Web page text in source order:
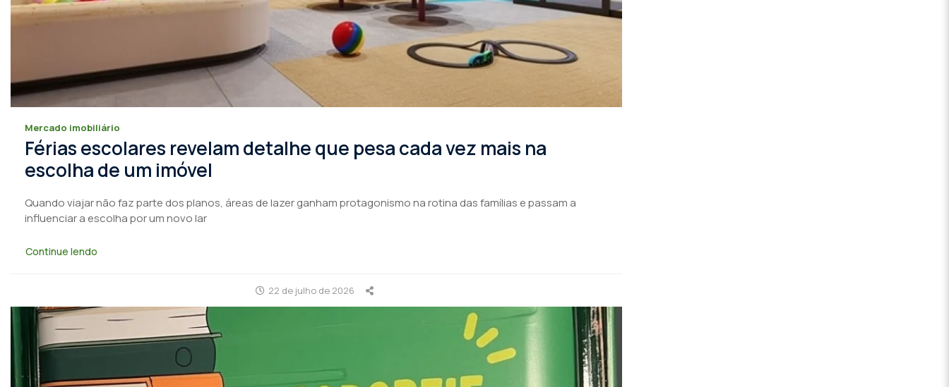
Mercado imobiliário
Férias escolares revelam detalhe que pesa cada vez mais na
escolha de um imóvel
Quando viajar não faz parte dos planos, áreas de lazer ganham protagonismo na rotina das famílias e passam a
influenciar a escolha por um novo lar
Continue lendo
22 de julho de 2026